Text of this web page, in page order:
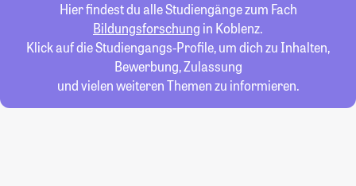
Hier findest du alle Studiengänge zum Fach
Bildungsforschung in Koblenz.
Klick auf die Studiengangs-Profile, um dich zu Inhalten,
Bewerbung, Zulassung
und vielen weiteren Themen zu informieren.